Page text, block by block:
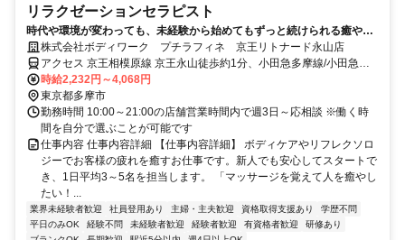
リラクゼーションセラピスト
時代や環境が変わっても、未経験から始めてもずっと続けられる癒やし
の仕事。手に職を身につけて、生き方を変えよう。
株式会社ボディワーク プチラフィネ 京王リトナード永山店
アクセス 京王相模原線 京王永山徒歩約1分、小田急多摩線/小田急小
田原線 小田急永山徒歩約1分、京王相模原線 京王多摩センター東口徒
歩約33分 最寄駅：京王永山駅
時給2,232円～4,068円
東京都多摩市
勤務時間 10:00～21:00の店舗営業時間内で週3日～応相談 ※働く時
間を自分で選ぶことが可能です
仕事内容 仕事内容詳細 【仕事内容詳細】 ボディケアやリフレクソロ
ジーでお客様の疲れを癒すお仕事です。新人でも安心してスタートで
き、1日平均3～5名を担当します。 「マッサージを覚えて人を癒やし
たい！...
業界未経験者歓迎 社員登用あり 主婦・主夫歓迎 資格取得支援あり
学歴不問
平日のみOK
経験不問 未経験者歓迎 経験者歓迎 有資格者歓迎
研修あり